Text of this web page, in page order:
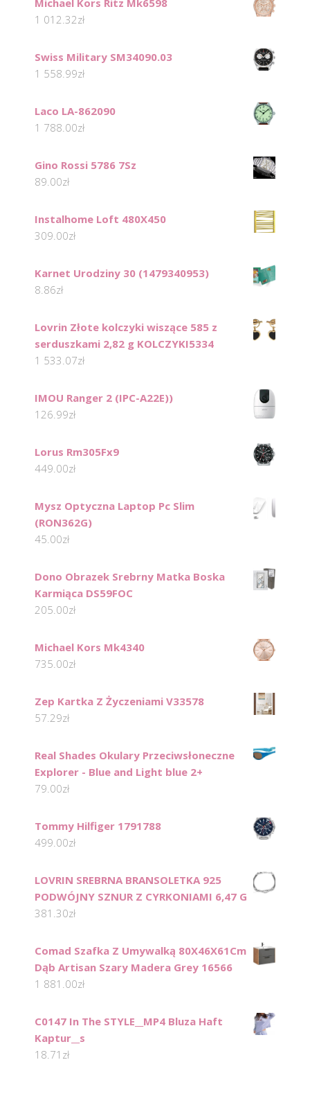
Michael Kors Ritz Mk6598
1 012.32zł
Swiss Military SM34090.03
1 558.99zł
Laco LA-862090
1 788.00zł
Gino Rossi 5786 7Sz
89.00zł
Instalhome Loft 480X450
309.00zł
Karnet Urodziny 30 (1479340953)
8.86zł
Lovrin Złote kolczyki wiszące 585 z
serduszkami 2,82 g KOLCZYKI5334
1 533.07zł
IMOU Ranger 2 (IPC-A22E))
126.99zł
Lorus Rm305Fx9
449.00zł
Mysz Optyczna Laptop Pc Slim
(RON362G)
45.00zł
Dono Obrazek Srebrny Matka Boska
Karmiąca DS59FOC
205.00zł
Michael Kors Mk4340
735.00zł
Zep Kartka Z Życzeniami V33578
57.29zł
Real Shades Okulary Przeciwsłoneczne
Explorer - Blue and Light blue 2+
79.00zł
Tommy Hilfiger 1791788
499.00zł
LOVRIN SREBRNA BRANSOLETKA 925
PODWÓJNY SZNUR Z CYRKONIAMI 6,47 G
381.30zł
Comad Szafka Z Umywalką 80X46X61Cm
Dąb Artisan Szary Madera Grey 16566
1 881.00zł
C0147 In The STYLE__MP4 Bluza Haft
Kaptur__s
18.71 zł